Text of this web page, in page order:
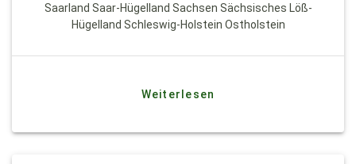
Saarland Saar-Hügelland Sachsen Sächsisches Löß-
Hügelland Schleswig-Holstein Ostholstein
Weiterlesen